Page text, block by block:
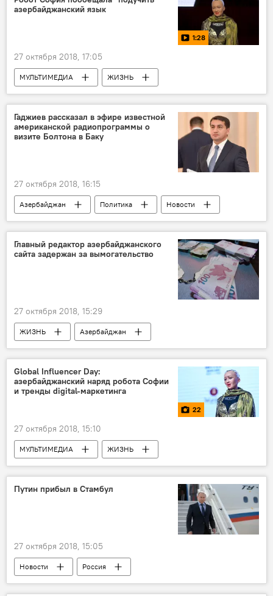
азербайджанский язык
1:28
27 октября 2018, 17:05
МУЛЬТИМЕДИА
ЖИЗНЬ
Азербайджан
ТЕХНОЛОГИИ
Гаджиев рассказал в эфире известной
американской радиопрограммы о
визите Болтона в Баку
27 октября 2018, 16:15
Азербайджан Политика
Новости
Хикмет Гаджиев
Джон Болтон
Главный редактор азербайджанского
сайта задержан за вымогательство
27 октября 2018, 15:29
ЖИЗНЬ
Азербайджан
Происшествия
Новости
СГБ АР
главный редактор
Global Influencer Day:
азербайджанский наряд робота Софии
и тренды digital-маркетинга
22
27 октября 2018, 15:10
МУЛЬТИМЕДИА
ЖИЗНЬ
Азербайджан
Фото
ТЕХНОЛОГИИ
Робот
Путин прибыл в Стамбул
27 октября 2018, 15:05
Новости Россия